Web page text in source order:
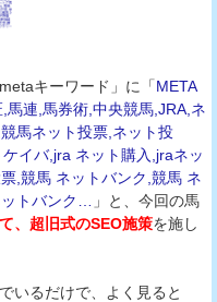
キーワード」に「META
馬連,馬券術,中央競馬,JRA,ネ
馬ネット投票,ネット投
イバ,jra ネット購入,jraネッ
,競馬 ネットバンク,競馬 ネ
トバンク…
」と、今回の馬
、超旧式のSEO施策を施し
いるだけで、よく見ると